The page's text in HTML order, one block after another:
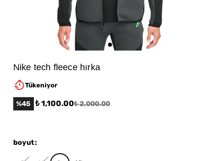
Nike tech fleece hırka
Tükeniyor
%45 ₺ 1,100.00₺ 2,000.00
boyut: